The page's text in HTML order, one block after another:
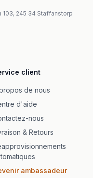
103, 245 34 Staffanstorp
client
de nous
d'aide
nous
& Retours
ambassadeur